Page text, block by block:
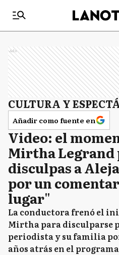
Ads
CULTURA Y
Añadir como fuente en
Video: el
Mirtha Legrand
disculpas a
por un
lugar"
La conductora frenó el
Mirtha para disculparse
periodista y su familia
años atrás en el